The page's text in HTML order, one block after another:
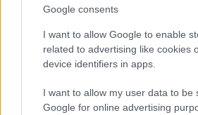
Google consents
I want to allow Google to enable
related to advertising like cookies
device identifiers in apps.
I want to allow my user data to be
Google for online advertising
gyulladásfokozóhatásúak
Candida-fertőzés esetén is
tejtartalmú étrendet követni.
Tehát mindenképp fontos, hogy
egészségi állapotunkat is
mérlegeljük, fogyasztunk-e